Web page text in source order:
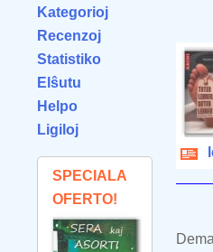
Kategorioj
Recenzoj
Statistiko
Elŝutu
Helpo
Ligiloj
SPECIALA
OFERTO!